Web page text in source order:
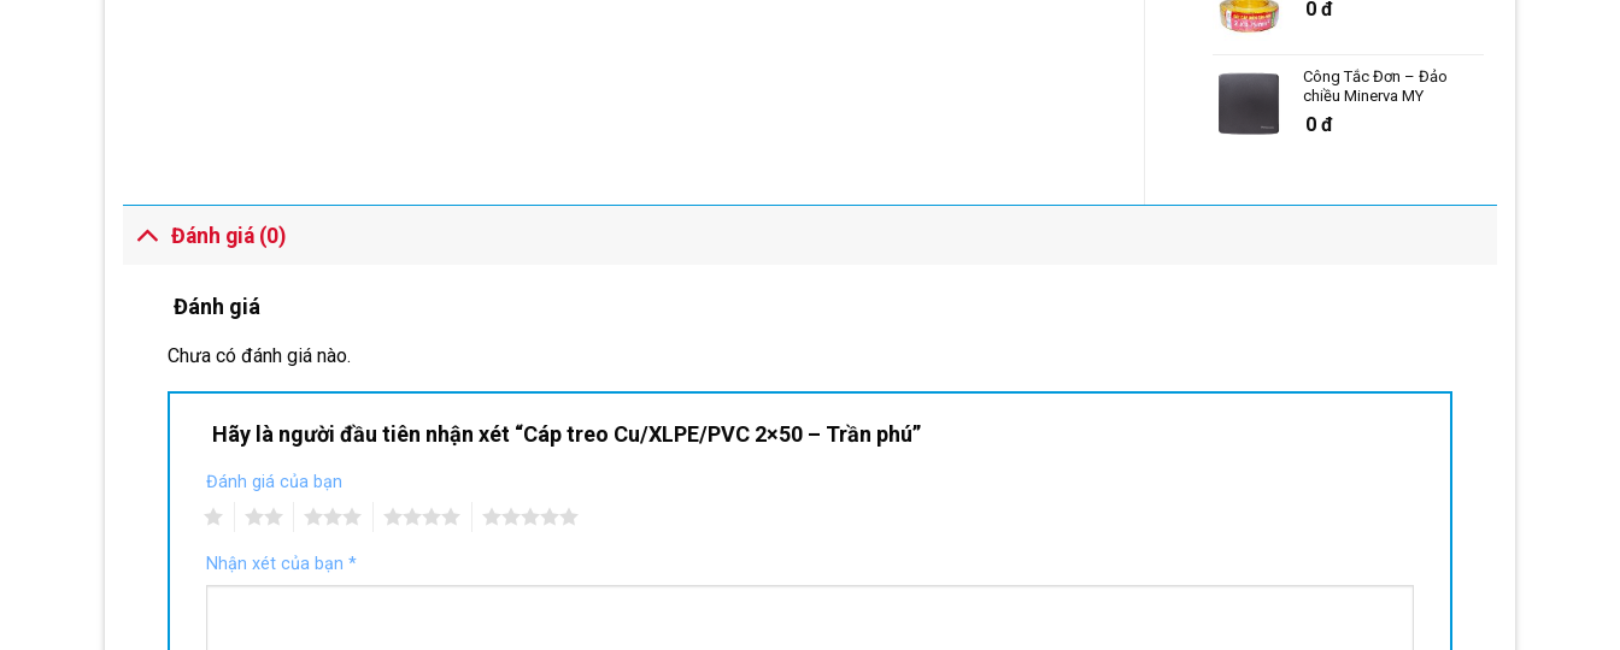
0 đ
Công Tắc Đơn – Đảo
chiều Minerva MY
0 đ
Đánh giá (0)
Đánh giá
Chưa có đánh giá nào.
Hãy là người đầu tiên nhận xét “Cáp treo Cu/XLPE/PVC 2×50 – Trần phú”
Đánh giá của bạn
Nhận xét của bạn *